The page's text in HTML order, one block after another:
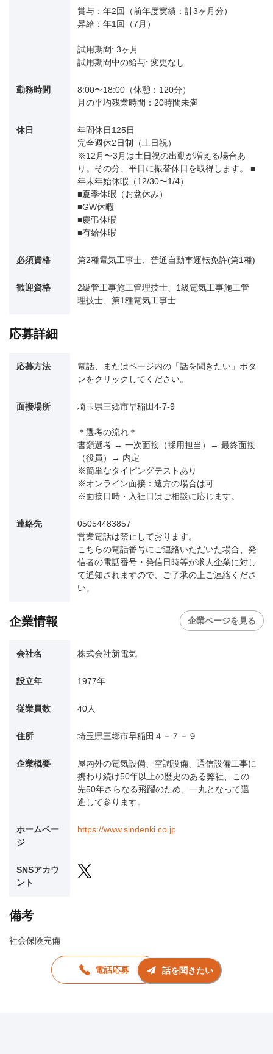
賞与：年2回（前年度実績：計3ヶ月分）
昇給：年1回（7月）
試用期間: 3ヶ月
試用期間中の給与: 変更なし
勤務時間
8:00〜18:00（休憩：120分）
月の平均残業時間：20時間未満
休日
年間休日125日
完全週休2日制（土日祝）
※12月〜3月は土日祝の出勤が増える場合あ
り。その分、平日に振替休日を取得します。 ■
年末年始休暇（12/30〜1/4）
■夏季休暇（お盆休み）
■GW休暇
■慶弔休暇
■有給休暇
必須資格 第2種電気工事士、普通自動車運転免許(第1種)
歓迎資格
2級管工事施工管理技士、1級電気工事施工管
理技士、第1種電気工事士
応募詳細
応募方法
電話、またはページ内の「話を聞きたい」ボタ
ンをクリックしてください。
面接場所 埼玉県三郷市早稲田4-7-9
＊選考の流れ＊
書類選考 → 一次面接（採用担当）→ 最終面接
（役員）→ 内定
※簡単なタイピングテストあり
※オンライン面接：遠方の場合は可
※面接日時・入社日はご相談に応じます。
連絡先
05054483857
営業電話は禁止しております。
こちらの電話番号にご連絡いただいた場合、発
信者の電話番号・発信日時等が求人企業に対し
て通知されますので、ご了承の上ご連絡くださ
い。
企業情報 企業ページを見る
会社名 株式会社新電気
設立年 1977年
従業員数 40人
住所 埼玉県三郷市早稲田４－７－９
企業概要
屋内外の電気設備、空調設備、通信設備工事に
携わり続け50年以上の歴史のある弊社、この
先50年さらなる飛躍のため、一丸となって邁
進して参ります。
ホームペー
ジ
https://www.sindenki.co.jp
SNSアカウ
ント
備考
社会保険完備
電話応募 話を聞きたい